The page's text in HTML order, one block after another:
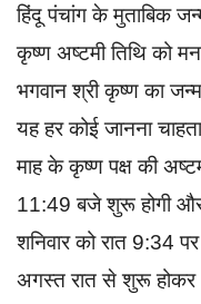
हिंदू पंचांग के मुताबिक
कृष्ण अष्टमी तिथि को
भगवान श्री कृष्ण का
यह हर कोई जानना
माह के कृष्ण पक्ष की
11:49 बजे शुरू होगी
शनिवार को रात 9:34 पर
अगस्त रात से शुरू